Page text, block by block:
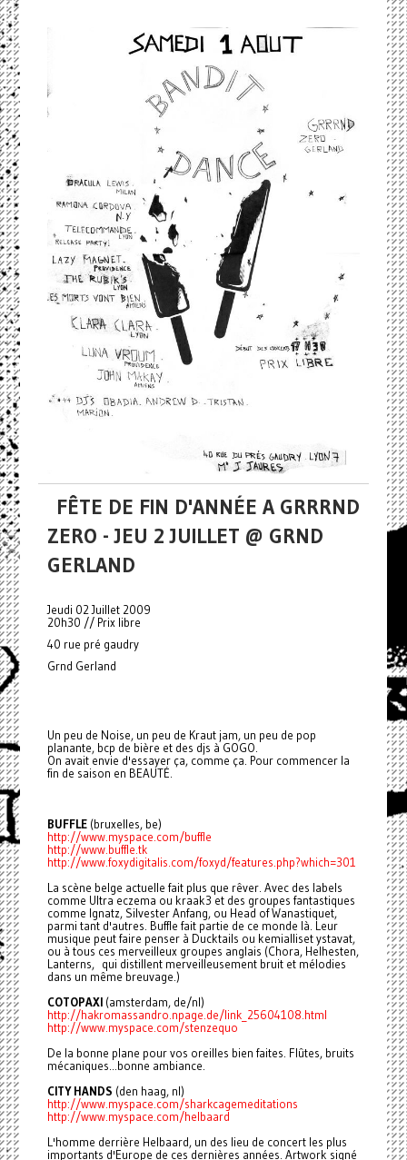
FÊTE DE FIN D'ANNÉE A GRRRND
ZERO - JEU 2 JUILLET @ GRND
GERLAND
Jeudi 02 Juillet 2009
20h30 // Prix libre
40 rue pré gaudry
Grnd Gerland
Un peu de Noise, un peu de Kraut jam, un peu de pop
planante, bcp de bière et des djs à GOGO.
On avait envie d'essayer ça, comme ça. Pour commencer la
fin de saison en BEAUTÉ.
BUFFLE(bruxelles, be)
http://www.myspace.com/buffle
http://www.buffle.tk
http://www.foxydigitalis.com/foxyd/features.php?which=301
La scène belge actuelle fait plus que rêver. Avec des labels
comme Ultra eczema ou kraak3 et des groupes fantastiques
comme Ignatz, Silvester Anfang, ou Head of Wanastiquet,
parmi tant d'autres. Buffle fait partie de ce monde là. Leur
musique peut faire penser à Ducktails ou kemialliset ystavat,
ou à tous ces merveilleux groupes anglais (Chora, Helhesten,
Lanterns, qui distillent merveilleusement bruit et mélodies
dans un même breuvage.)
COTOPAXI(amsterdam, de/nl)
http://hakromassandro.npage. de/link_25604108.html
http://www.myspace.com/stenzequo
De la bonne plane pour vos oreilles bien faites. Flûtes, bruits
mécaniques...bonne ambiance.
CITY HANDS (den haag, nl)
http://www.myspace.com/sharkcagemeditations
http://www.myspace.com/helbaard
L'homme derrière Helbaard, un des lieu de concert les plus
importants d'Europe de ces dernières années. Artwork signé